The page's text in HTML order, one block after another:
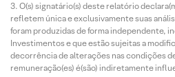
O(s) signatário(s) deste relatório
refletem única e exclusivamente suas
foram produzidas de forma independente,
Investimentos e que estão sujeitas a
decorrência de alterações nas condições
remuneração(es) é(são) indiretamente